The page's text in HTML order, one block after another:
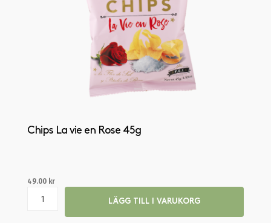
Chips La vie en Rose 45g
49.00 kr
LÄGG TILL I VARUKORG